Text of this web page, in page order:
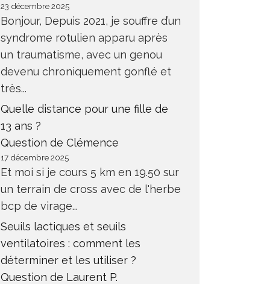
23 décembre 2025
Bonjour, Depuis 2021, je souffre d’un
syndrome rotulien apparu après
un traumatisme, avec un genou
devenu chroniquement gonflé et
très...
Quelle distance pour une fille de
13 ans ?
Question de Clémence
17 décembre 2025
Et moi si je cours 5 km en 19.50 sur
un terrain de cross avec de l'herbe
bcp de virage...
Seuils lactiques et seuils
ventilatoires : comment les
déterminer et les utiliser ?
Question de Laurent P.